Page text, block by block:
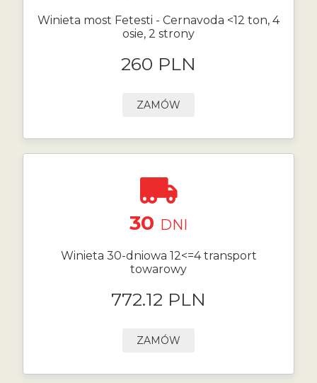
Winieta most Fetesti - Cernavoda <12 ton, 4
osie, 2 strony
260 PLN
ZAMÓW
30 DNI
Winieta 30-dniowa 12<=4 transport
towarowy
772.12 PLN
ZAMÓW